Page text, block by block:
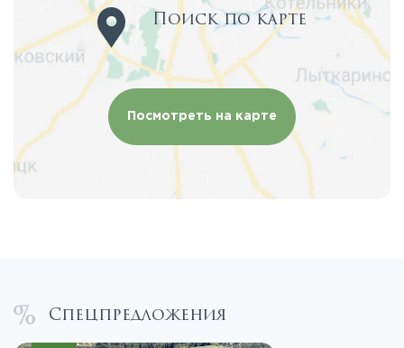
Поиск по карте
Посмотреть на карте
Спецпредложения